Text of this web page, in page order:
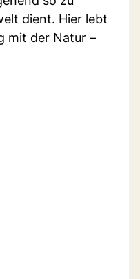
dient. Hier lebt
mit der Natur –